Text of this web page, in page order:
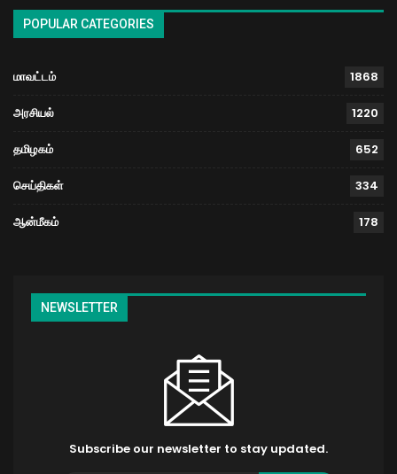
POPULAR CATEGORIES
மாவட்டம் 1868
அரசியல் 1220
தமிழகம் 652
செய்திகள் 334
ஆன்மீகம் 178
NEWSLETTER
Subscribe our newsletter to stay updated.